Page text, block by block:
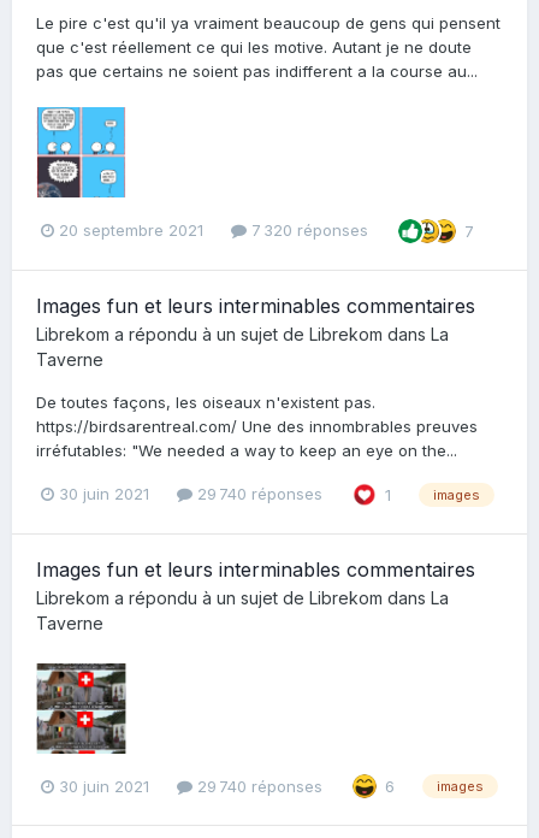
Le pire c'est qu'il ya vraiment beaucoup de gens qui pensent
que c'est réellement ce qui les motive. Autant je ne doute
pas que certains ne soient pas indifferent a la course au...
20 septembre 2021 7 320 réponses 7
Images fun et leurs interminables commentaires
Librekom a répondu à un sujet de Librekom dans La
Taverne
De toutes façons, les oiseaux n'existent pas.
https://birdsarentreal.com/ Une des innombrables preuves
irréfutables: "We needed a way to keep an eye on the...
30 juin 2021 29 740 réponses 1 images
Images fun et leurs interminables commentaires
Librekom a répondu à un sujet de Librekom dans La
Taverne
30 juin 2021 29 740 réponses 6 images